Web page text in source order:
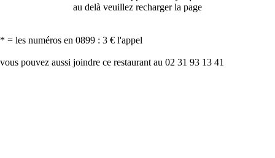
au delà veuillez recharger la page
* = les numéros en 0899 : 3 € l'appel
vous pouvez aussi joindre ce restaurant au 02 31 93 13 41